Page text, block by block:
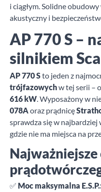
i ciągłym. Solidne
akustyczny i
AP 770 S –
silnikiem
AP 770 Sto jeden z
trójfazowychw tej serii –
616 kW. Wyposażony w
078Aoraz prądnicę
sprawdza się w najbardziej
gdzie nie ma miejsca na
✅ Moc maksymalna